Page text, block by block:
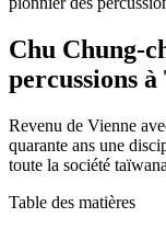
Chu Chung-
percussions
Revenu de Vienne
quarante ans une
toute la société
Table des matières